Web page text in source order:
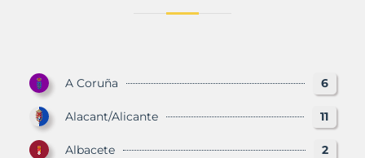
A Coruña 6
Alacant/Alicante 11
Albacete 2